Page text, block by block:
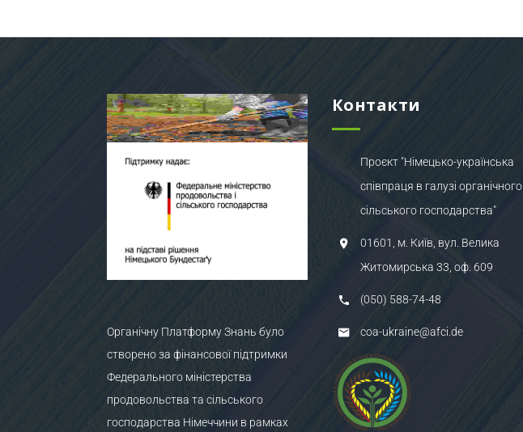
Органічну Платформу Знань було
створено за фінансової підтримки
Федерального міністерства
продовольства та сільського
господарства Німеччини в рамках
Контакти
Проєкт "Німецько-українська
співпраця в галузі органічного
сільського господарства"
01601, м. Київ, вул. Велика
Житомирська 33, оф. 609
(050) 588-74-48
coa-ukraine@afci.de